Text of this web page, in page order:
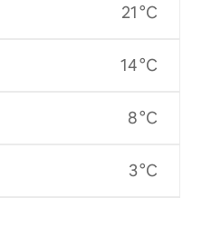
21 °C
14 °C
8 °C
3 °C